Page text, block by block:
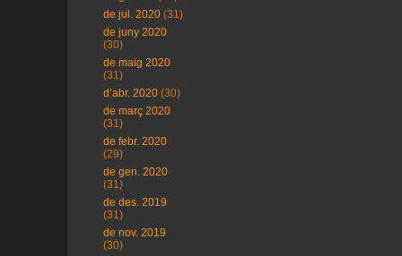
de jul. 2020 (31)
de juny 2020
(30)
de maig 2020
(31)
d’abr. 2020 (30)
de març 2020
(31)
de febr. 2020
(29)
de gen. 2020
(31)
de des. 2019
(31)
de nov. 2019
(30)